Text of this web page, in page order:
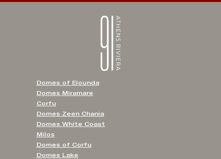
Domes of Elounda
Domes Miramare
Corfu
Domes Zeen Chania
Domes White Coast
Milos
Domes of Corfu
Domes Lake